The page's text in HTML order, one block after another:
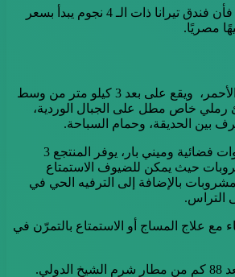
وفق اسعار فنادق دهب فأن فندق تيرانا ذات الـ 4 نجوم يبدأ بسعر
يقع الفندق بجوار البحر الأحمر، ويقع على بعد 3 كيلو متر من وسط
رملي خاص مطل على الجبال الوردية،
بين الحديقة، وحمام السباحة.
وتحتوي الغرف على قنوات فضائية وميني بار، يوفر المنتجع 3
للمشروبات حيث يمكن للضيوف الاستمتاع
بالإضافة إلى الترفيه الحي في
التراس.
مع علاج المساج أو الاستمتاع بالتمرّن في